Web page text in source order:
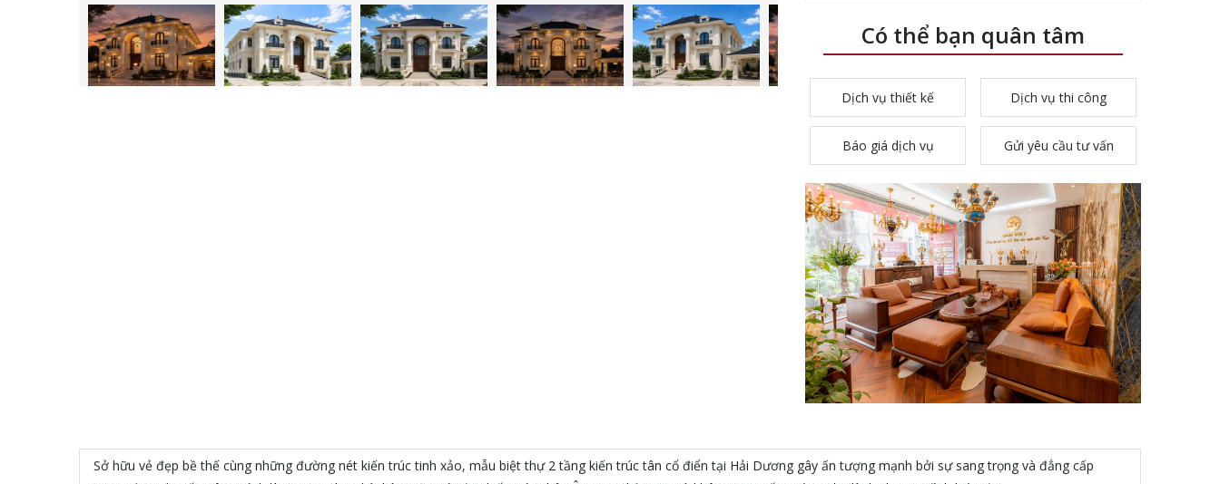
Có thể bạn quân tâm
Dịch vụ thiết kế Dịch vụ thi công
Báo giá dịch vụ Gửi yêu cầu tư vấn
Sở hữu vẻ đẹp bề thế cùng những đường nét kiến trúc tinh xảo, mẫu biệt thự 2 tầng kiến trúc tân cổ điển tại Hải Dương gây ấn tượng mạnh bởi sự sang trọng và đẳng cấp